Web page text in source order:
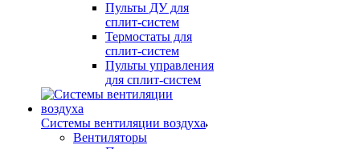
Пульты ДУ для
сплит-систем
Термостаты для
сплит-систем
Пульты управления
для сплит-систем
Системы вентиляции воздуха
Вентиляторы